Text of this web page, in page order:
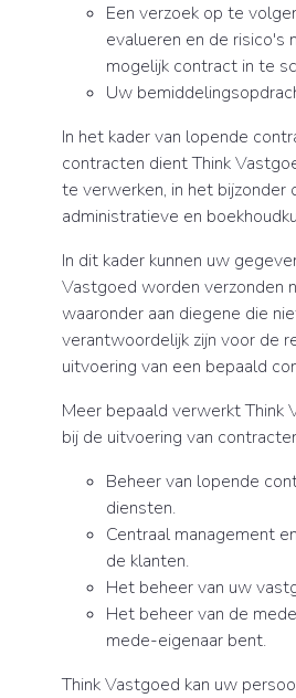
Een verzoek op te
evalueren en de
mogelijk contract in te
Uw
In het kader van lopende
contracten dient Think
te verwerken, in het bijzonder
administratieve en
In dit kader kunnen uw
Vastgoed worden verzonden
waaronder aan diegene die
verantwoordelijk zijn voor de
uitvoering van een bepaald
Meer bepaald verwerkt Think
bij de uitvoering van
Beheer van lopende
diensten.
Centraal management
de klanten.
Het beheer van uw
Het beheer van de
mede-eigenaar bent.
Think Vastgoed kan uw